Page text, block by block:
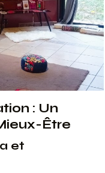
: Un
Être
et